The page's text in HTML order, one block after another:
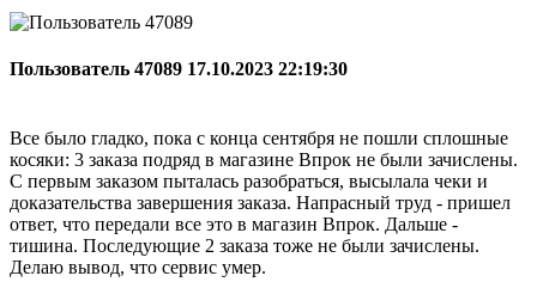
Пользователь 47089 17.10.2023 22:19:30
Все было гладко, пока с конца сентября не пошли сплошные
косяки: 3 заказа подряд в магазине Впрок не были зачислены.
С первым заказом пыталась разобраться, высылала чеки и
доказательства завершения заказа. Напрасный труд - пришел
ответ, что передали все это в магазин Впрок. Дальше -
тишина. Последующие 2 заказа тоже не были зачислены.
Делаю вывод, что сервис умер.